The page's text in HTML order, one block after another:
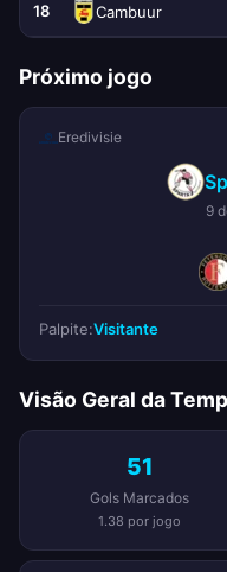
18 Cambuur
Próximo jogo
Eredivisie
9
Palpite:Visitante
Visão Geral da
51
Gols Marcados
1.38 por jogo